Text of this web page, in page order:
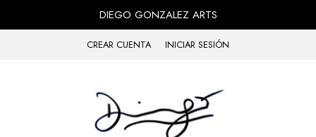
DIEGO GONZALEZ ARTS
CREAR CUENTA INICIAR SESIÓN